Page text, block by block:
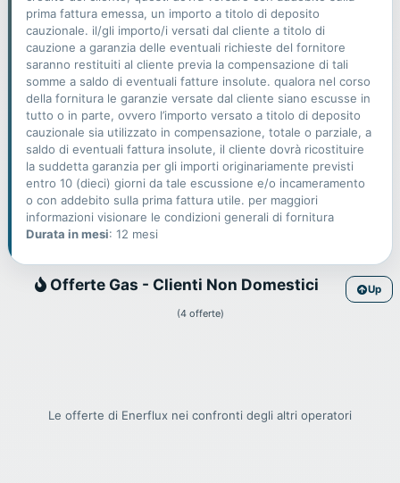
prima fattura emessa, un importo a titolo di deposito
cauzionale. il/gli importo/i versati dal cliente a titolo di
cauzione a garanzia delle eventuali richieste del fornitore
saranno restituiti al cliente previa la compensazione di tali
somme a saldo di eventuali fatture insolute. qualora nel corso
della fornitura le garanzie versate dal cliente siano escusse in
tutto o in parte, ovvero l’importo versato a titolo di deposito
cauzionale sia utilizzato in compensazione, totale o parziale, a
saldo di eventuali fattura insolute, il cliente dovrà ricostituire
la suddetta garanzia per gli importi originariamente previsti
entro 10 (dieci) giorni da tale escussione e/o incameramento
o con addebito sulla prima fattura utile. per maggiori
informazioni visionare le condizioni generali di fornitura
Durata in mesi: 12 mesi
Gas
Offerte Gas - Clienti Non Domestici
Up
(4 offerte)
Le offerte di Enerflux nei confronti degli altri operatori